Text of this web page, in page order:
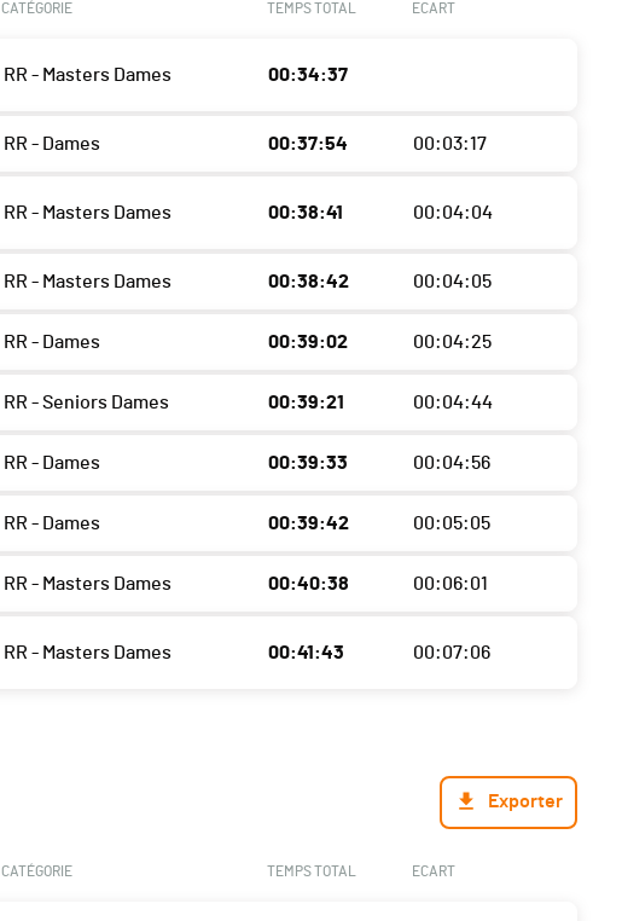
CATÉGORIE TEMPS TOTAL ECART
RR - Masters Dames 00:34:37
RR - Dames 00:37:54 00:03:17
RR - Masters Dames 00:38:41 00:04:04
RR - Masters Dames 00:38:42 00:04:05
RR - Dames 00:39:02 00:04:25
RR - Seniors Dames 00:39:21 00:04:44
RR - Dames 00:39:33 00:04:56
RR - Dames 00:39:42 00:05:05
RR - Masters Dames 00:40:38 00:06:01
RR - Masters Dames 00:41:43 00:07:06
Exporter
CATÉGORIE TEMPS TOTAL ECART